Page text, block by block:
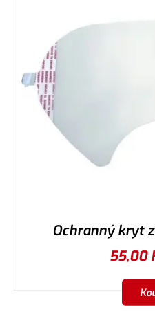
Ochranný kryt
55,00